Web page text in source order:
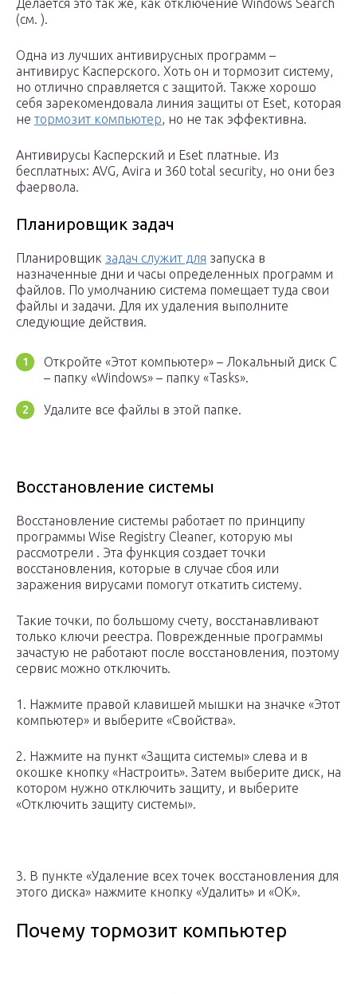
Делается это так же, как отключение Windows Search
(см. ).
Одна из лучших антивирусных программ –
антивирус Касперского. Хоть он и тормозит систему,
но отлично справляется с защитой. Также хорошо
себя зарекомендовала линия защиты от Eset, которая
не тормозит компьютер, но не так эффективна.
Антивирусы Касперский и Eset платные. Из
бесплатных: AVG, Avira и 360 total security, но они без
фаервола.
Планировщик задач
Планировщик задач служит для запуска в
назначенные дни и часы определенных программ и
файлов. По умолчанию система помещает туда свои
файлы и задачи. Для их удаления выполните
следующие действия.
Откройте «Этот компьютер» – Локальный диск C
– папку «Windows» – папку «Tasks».
Удалите все файлы в этой папке.
Восстановление системы
Восстановление системы работает по принципу
программы Wise Registry Cleaner, которую мы
рассмотрели . Эта функция создает точки
восстановления, которые в случае сбоя или
заражения вирусами помогут откатить систему.
Такие точки, по большому счету, восстанавливают
только ключи реестра. Поврежденные программы
зачастую не работают после восстановления, поэтому
сервис можно отключить.
1. Нажмите правой клавишей мышки на значке «Этот
компьютер» и выберите «Свойства».
2. Нажмите на пункт «Защита системы» слева и в
окошке кнопку «Настроить». Затем выберите диск, на
котором нужно отключить защиту, и выберите
«Отключить защиту системы».
3. В пункте «Удаление всех точек восстановления для
этого диска» нажмите кнопку «Удалить» и «ОК».
Почему тормозит компьютер